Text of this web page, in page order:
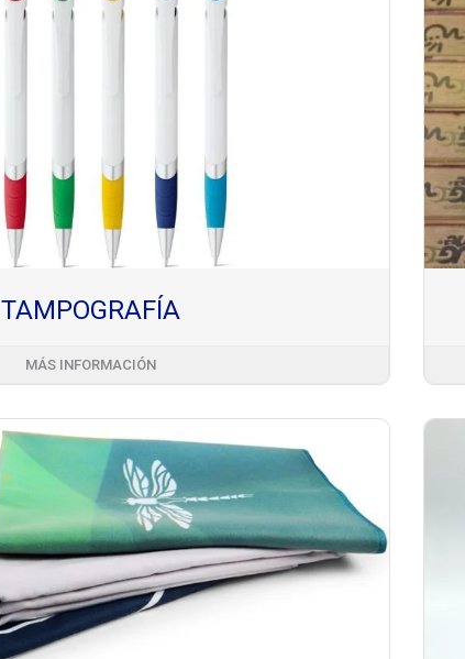
TAMPOGRAFÍA
MÁS INFORMACIÓN